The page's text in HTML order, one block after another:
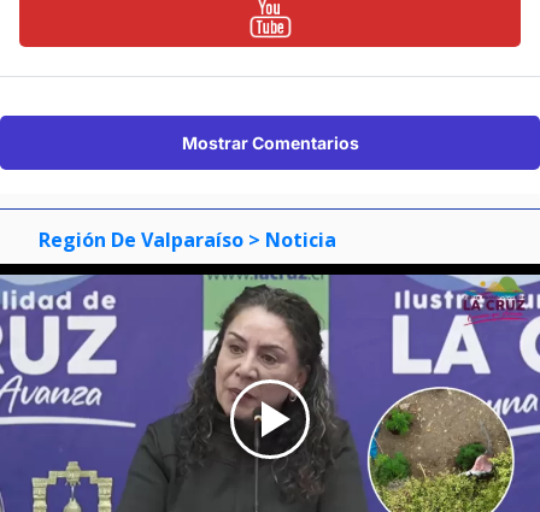
Mostrar Comentarios
Región De Valparaíso > Noticia